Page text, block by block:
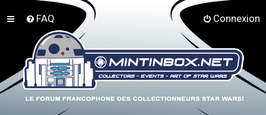
FAQ Connexion